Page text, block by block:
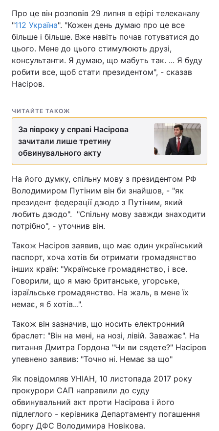
Про це він розповів 29 липня в ефірі телеканалу
"112 Україна". "Кожен день думаю про це все
більше і більше. Вже навіть почав готуватися до
цього. Мене до цього стимулюють друзі,
консультанти. Я думаю, що мабуть так. ... Я буду
робити все, щоб стати президентом", - сказав
Насіров.
ЧИТАЙТЕ ТАКОЖ
За півроку у справі Насірова
зачитали лише третину
обвинувального акту
На його думку, спільну мову з президентом РФ
Володимиром Путіним він би знайшов, - "як
президент федерації дзюдо з Путіним, який
любить дзюдо". "Спільну мову завжди знаходити
потрібно", - уточнив він.
Також Насіров заявив, що має один український
паспорт, хоча хотів би отримати громадянство
інших країн: "Українське громадянство, і все.
Говорили, що я маю британське, угорське,
ізраїльське громадянство. На жаль, в мене їх
немає, я б хотів...".
Також він зазначив, що носить електронний
браслет: "Він на мені, на нозі, лівій. Заважає". На
питання Дмитра Гордона "Чи ви сядете?" Насіров
упевнено заявив: "Точно ні. Немає за що"
Як повідомляв УНІАН, 10 листопада 2017 року
прокурори САП направили до суду
обвинувальний акт проти Насірова і його
підлеглого - керівника Департаменту погашення
боргу ДФС Володимира Новікова.